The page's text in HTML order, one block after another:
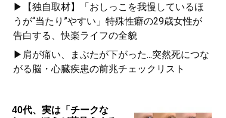
▶【独自取材】「おしっこを我慢しているほ
うが“当たり”やすい」特殊性癖の29歳女性が
告白する、快楽ライフの全貌
▶肩が痛い、まぶたが下がった...突然死につな
がる脳・心臓疾患の前兆チェックリスト
40代、実は「チークな